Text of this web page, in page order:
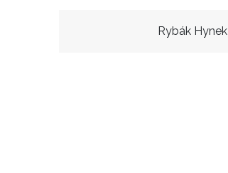
Rybák Hynek